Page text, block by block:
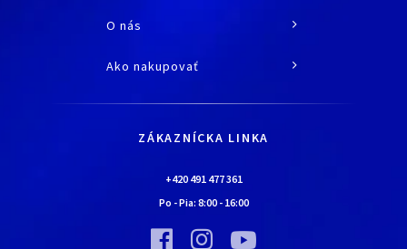
O nás
O spoločnosti
Kontaktné údaje
Bolo nebolo…
Vínna pivnica EURONA by Cerny
Bolo nebolo…
Ako nakupovať
Všetko o nákupe
Najčastejšie kladené otázky
Upraviť nastavenia ochrany
ZÁKAZNÍCKA LINKA
+420 491 477 361
Po - Pia: 8:00- 16:00